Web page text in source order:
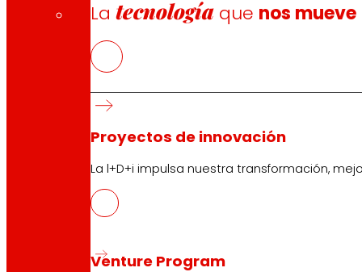
Latecnología que nos mueve
Proyectos de innovación
La l+D+i impulsa nuestra transformación,
Venture Program